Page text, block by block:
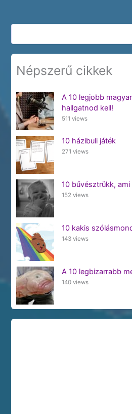
Keresés
Népszerű cikkek
A 10 legjobb
hallgatnod kell!
511 views
10 házibuli játék
271 views
10 bűvésztrükk,
152 views
10 kakis
143 views
A 10 legbizarrabb
140 views